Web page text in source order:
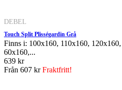
DEBEL
Touch Split Plisségardin Grå
Finns i: 100x160, 110x160,
60x160,...
639 kr
Från 607 krFraktfritt!